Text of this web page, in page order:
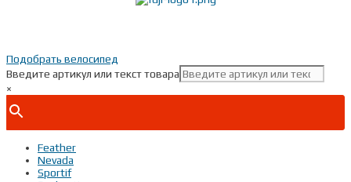
Подобрать велосипед
Введите артикул или текст товара
×
Feather
Nevada
Sportif